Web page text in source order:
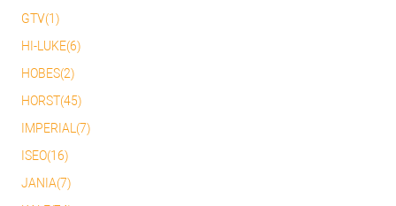
GTV(1)
HI-LUKE(6)
HOBES(2)
HORST(45)
IMPERIAL(7)
ISEO(16)
JANIA(7)